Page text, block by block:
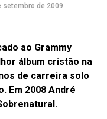
setembro de 2009
ao Grammy
álbum cristão na
de carreira solo
Em 2008 André